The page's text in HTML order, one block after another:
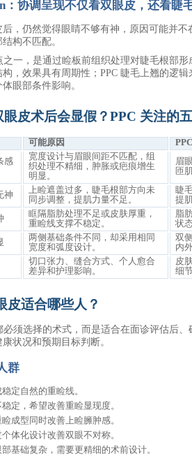
：协调呈现不仅看双眼皮，还看睫
，仍然觉得眼睛不够有神，原因可能并
构不匹配。
之一，是通过睑板前组织处理对睫毛根部
，效果具有周期性；PPC 睫毛上翘的逻
眼部条件影响。
眼皮术后会显假？PPC 关注的
可能原因
感
宽度设计与眉眼间距不匹配，组
织处理不精细，肿胀或疤痕增生
明显。
眉
匝
神
上睑遮盖过多，睫毛根部方向未
同步调整，提肌力量不足。
睫
提
眶隔脂肪处理不足或皮肤厚重，
重睑线支撑不稳定。
脂
状态
两侧基础条件不同，却采用相同
宽度和弧度设计。
双
内
切口张力、缝合方式、个人愈合
差异和护理影响。
皮
细节
皮适合哪些人？
必须选择的术式，而是适合在面诊评估后
状况和预期目标判断。
群
定自然的重睑线。
定，希望改善重睑显现度。
成型同时改善上睑臃肿感。
体化设计改善双眼不对称。
基础复杂，需要更精细的术前设计。